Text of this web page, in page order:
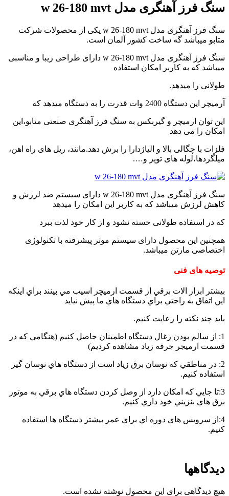
blue
film
video
player
japanese
family
afairs
stepmom
and
son
girl
with
fake
tits
anna
bell
peaks
teasing
in
4k
my
wife
lustful
sister
sucks
dick
in
kitchen
سنگ فرز آهنگری مدل w 26-180 mvt
سنگ فرز آهنگری مدل w 26-180 mvt یکی از محصولات شرکت
متابو میباشد گه ساخت کشور آلمان است.
سنگ فرز آهنگری مدل w 26-180 mvt دارای طراحی زیبا و مناسبی
میباشد که به کاربر امکان استفاده
طولانی را میدهد.
آرمیچر این دستگاه 2400 وات قدرت را به دستگاه میدهد که
این توان ارمیچر و گیربکس به سنگ فرز آهنگری صنعتی متابو،این
امکان را می دهد
فلزات با چگالی بالا و الیاژدارا را برش دهد.مانند، ریل های راه اهن،
میلگردها،لوله های توپر و….
سنگ فرز آهنگری مدل w 26-180 mvt دارای سیستم ضد لرزش و
کاهش لرزش میباشد که به کاربر این امکان را میدهد
که در استفاده طولانی خسته نشود و از کار خود لذت ببرد
همچنین این محصول دارای سیستم موتر پیشرفته با تکنولوژی
اختصاصی مارتن میباشد.
توصیه های فنی
بيشتر ابزار الات برقي از قسمت ارميچر اسيب مي بينند براي اينکه
اين اتفاق به راحتي براي دستگاه هاي ما پيش نيايد
بايد چند نکته را رعايت کنيم.
1: از سالم بودن زغال دستگاه اطمينان حاصل کنيم (هنگامي که در
قسمت ارميجر جرقه زياد مشاهده کرديم)
2: در مناطقي که نوسان برق زياد است از دستگاه هاي نوسان گير
استفاده کنيم.
3:تا جايي که امکان دارد از وصل کردن دستگاه هاي برقي به موتور
برق هاي بنزيني خود داري کنيم.
4:از سرويس هاي دوره اي براي عمر بيشتر دستگاه ها استفاده
کنيم.
دیدگاهها
هیچ دیدگاهی برای این محصول نوشته نشده است.